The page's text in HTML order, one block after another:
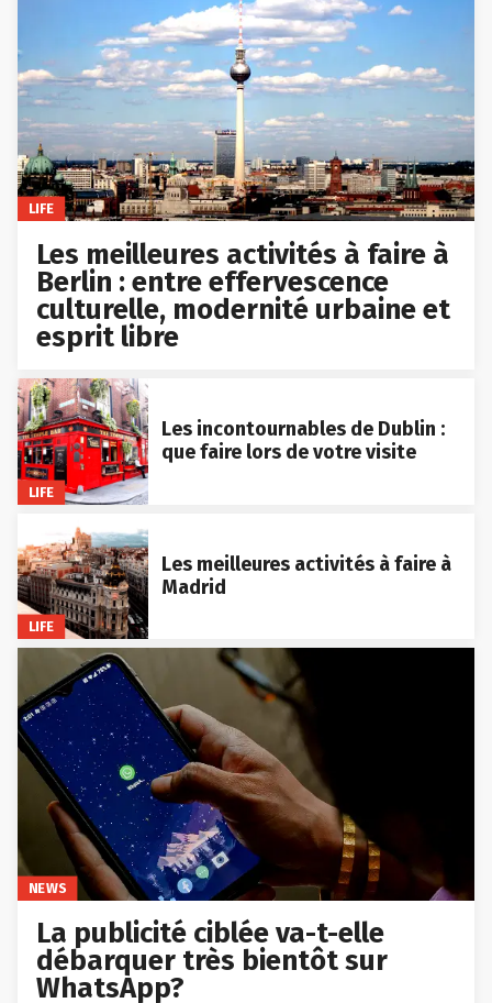
LIFE
Les meilleures activités à faire à
Berlin : entre effervescence
culturelle, modernité urbaine et
esprit libre
LIFE
Les incontournables de Dublin :
que faire lors de votre visite
LIFE
Les meilleures activités à faire à
Madrid
NEWS
La publicité ciblée va-t-elle
débarquer très bientôt sur
WhatsApp?